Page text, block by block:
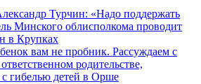
Турчин: «Надо поддержать
Минского облисполкома проводит
в Крупках
вам не пробник. Рассуждаем с
родительстве,
гибелью детей в Орше